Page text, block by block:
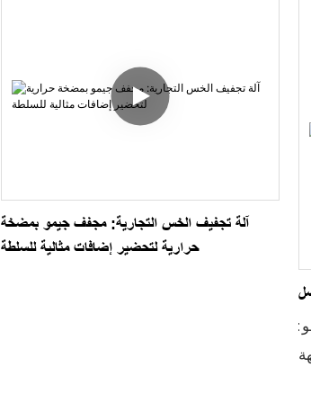
آلة تجفيف الخس التجارية: مجفف جيمو بمضخة
حرارية لتحضير إضافات مثالية للسلطة